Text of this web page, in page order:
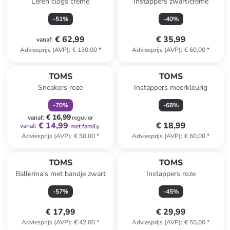
-51%
vanaf: € 62,99
Adviesprijs (AVP): € 130,00*
-40%
€ 35,99
Adviesprijs (AVP): € 60,00*
TOMS
Sneakers roze
-70%
vanaf: € 16,99regulier
vanaf: € 14,99 met family
Adviesprijs (AVP): € 50,00*
TOMS
Instappers meerkleurig
-68%
€ 18,99
Adviesprijs (AVP): € 60,00*
TOMS
Ballerina's met bandje zwart
-57%
€ 17,99
Adviesprijs (AVP): € 42,00*
TOMS
Instappers roze
-45%
€ 29,99
Adviesprijs (AVP): € 55,00*